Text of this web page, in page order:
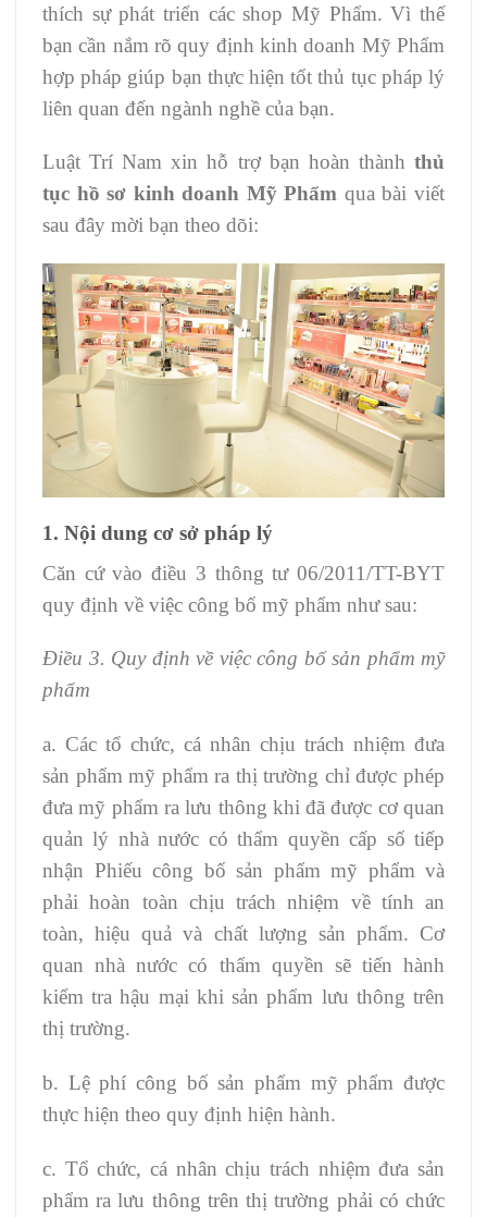
thích sự phát triển các shop Mỹ Phẩm. Vì thế
bạn cần nắm rõ quy định kinh doanh Mỹ Phẩm
hợp pháp giúp bạn thực hiện tốt thủ tục pháp lý
liên quan đến ngành nghề của bạn.
Luật Trí Nam xin hỗ trợ bạn hoàn thành thủ
tục hồ sơ kinh doanh Mỹ Phẩm qua bài viết
sau đây mời bạn theo dõi:
1. Nội dung cơ sở pháp lý
Căn cứ vào điều 3 thông tư 06/2011/TT-BYT
quy định về việc công bố mỹ phẩm như sau:
Điều 3. Quy định về việc công bố sản phẩm mỹ
phẩm
a. Các tổ chức, cá nhân chịu trách nhiệm đưa
sản phẩm mỹ phẩm ra thị trường chỉ được phép
đưa mỹ phẩm ra lưu thông khi đã được cơ quan
quản lý nhà nước có thẩm quyền cấp số tiếp
nhận Phiếu công bố sản phẩm mỹ phẩm và
phải hoàn toàn chịu trách nhiệm về tính an
toàn, hiệu quả và chất lượng sản phẩm. Cơ
quan nhà nước có thẩm quyền sẽ tiến hành
kiểm tra hậu mại khi sản phẩm lưu thông trên
thị trường.
b. Lệ phí công bố sản phẩm mỹ phẩm được
thực hiện theo quy định hiện hành.
c. Tổ chức, cá nhân chịu trách nhiệm đưa sản
phẩm ra lưu thông trên thị trường phải có chức